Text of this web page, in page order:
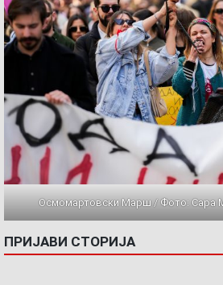
Осмомартовски Марш / Фото: Сара
ПРИЈАВИ СТОРИЈА